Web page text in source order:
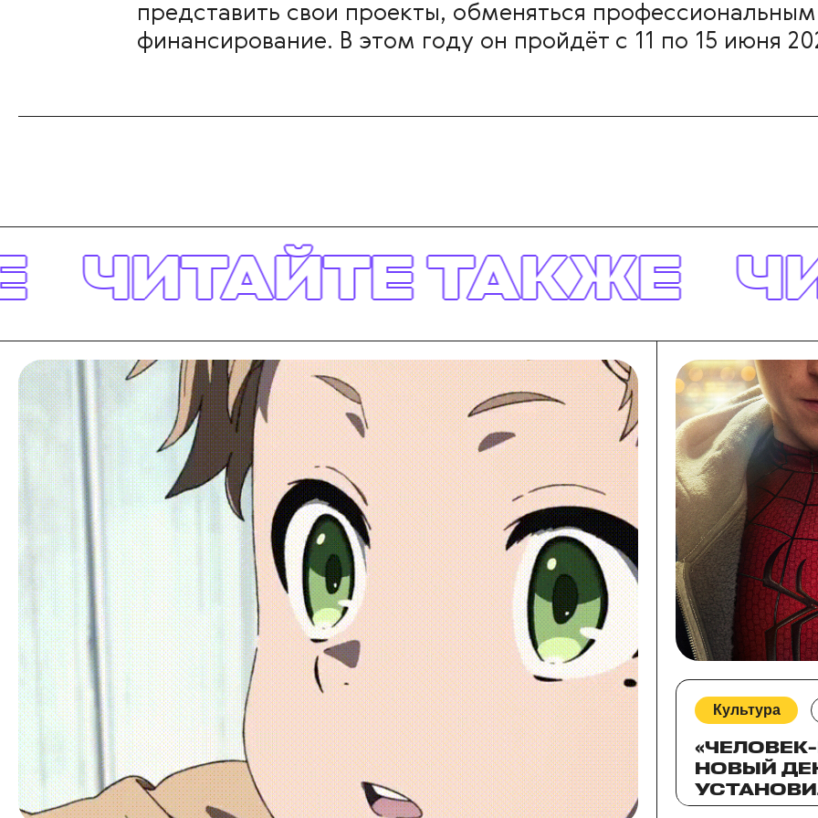
представить свои проекты, обменяться
финансирование. В этом году он пройдёт с 11 по 15 июня
ТАКЖЕ ЧИТАЙТЕ
Культура
НОВЫЙ
ПРОКАТА В